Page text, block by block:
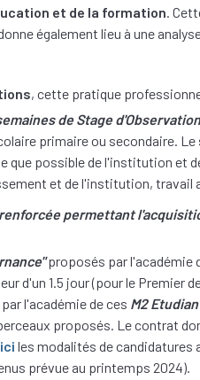
et de la formation.
également lieu à une
, cette pratique
de Stage
primaire ou secondaire.
que possible de l'institution et
et de l'institution, travail
permettant
proposés par l'académie
d'un 1.5 jour (pour le Premier
l'académie de ces M2
proposés. Le contrat
ici les modalités de candidatures
prévue au printemps 2024).